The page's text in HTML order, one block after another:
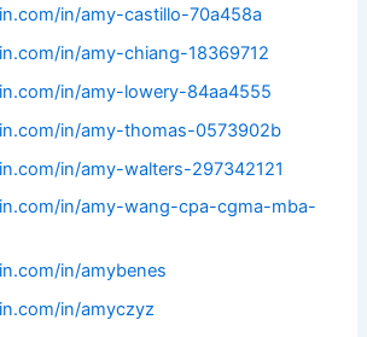
in/amy-castillo-70a458a
in/amy-chiang-18369712
in/amy-lowery-84aa4555
in/amy-thomas-0573902b
in/amy-walters-297342121
in/amy-wang-cpa-cgma-mba-
in/amybenes
in/amyczyz